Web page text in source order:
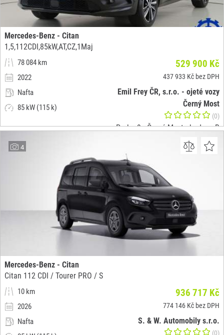
Mercedes-Benz - Citan
1,5,112CDI,85kW,AT,CZ,1Maj
78 084 km
2022
Nafta
85 kW (115 k)
529 900 Kč
437 933 Kč bez DPH
Emil Frey ČR, s.r.o. - ojeté vozy
Černý Most
(0)
Praha 9 - Černý Most - budova B
4
Mercedes-Benz - Citan
Citan 112 CDI / Tourer PRO / S
10 km
2026
Nafta
936 717 Kč
774 146 Kč bez DPH
S. & W. Automobily s.r.o.
(0)